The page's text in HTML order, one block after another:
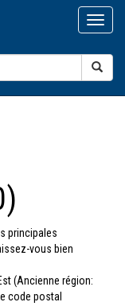
principales
vous bien
(Ancienne région:
code postal